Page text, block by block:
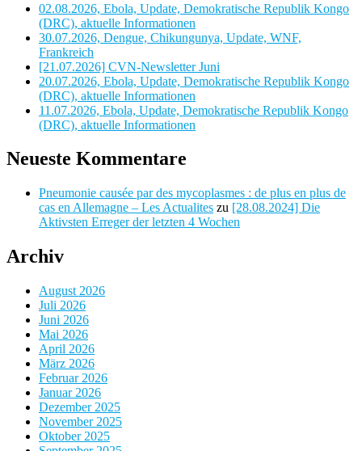
02.08.2026, Ebola, Update, Demokratische Republik Kongo
(DRC), aktuelle Informationen
30.07.2026, Dengue, Chikungunya, Update, WNF,
Frankreich
[21.07.2026] CVN-Newsletter Juni
20.07.2026, Ebola, Update, Demokratische Republik Kongo
(DRC), aktuelle Informationen
11.07.2026, Ebola, Update, Demokratische Republik Kongo
(DRC), aktuelle Informationen
Neueste Kommentare
Pneumonie causée par des mycoplasmes : de plus en plus de
cas en Allemagne – Les Actualites zu [28.08.2024] Die
Aktivsten Erreger der letzten 4 Wochen
Archiv
August 2026
Juli 2026
Juni 2026
Mai 2026
April 2026
März 2026
Februar 2026
Januar 2026
Dezember 2025
November 2025
Oktober 2025